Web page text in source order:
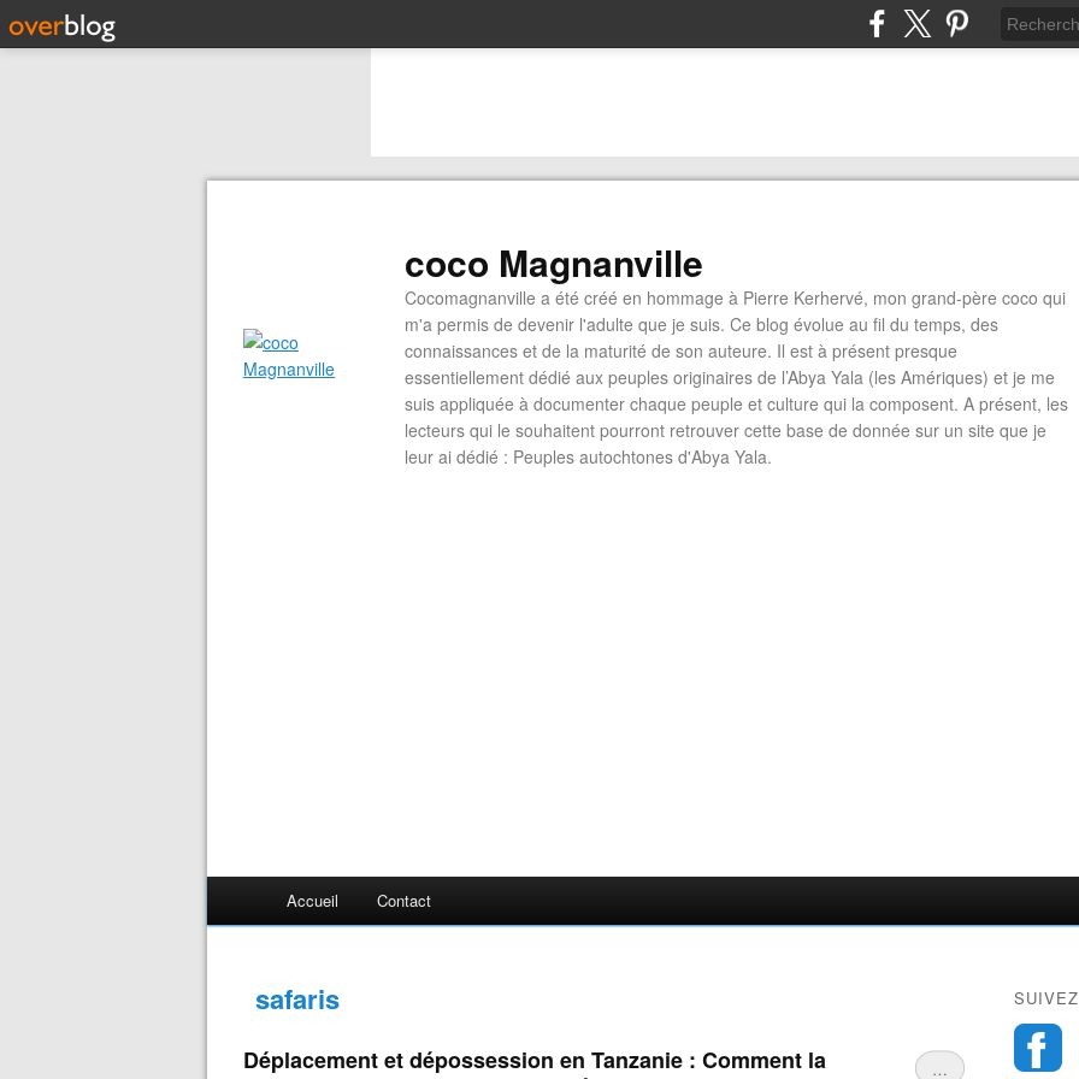
coco Magnanville
Cocomagnanville a été créé en hommage à Pierre Kerhervé, mon grand-père coco qui
m'a permis de devenir l'adulte que je suis. Ce blog évolue au fil du temps, des
connaissances et de la maturité de son auteure. Il est à présent presque
essentiellement dédié aux peuples originaires de l’Abya Yala (les Amériques) et je me
suis appliquée à documenter chaque peuple et culture qui la composent. A présent, les
lecteurs qui le souhaitent pourront retrouver cette base de donnée sur un site que je
leur ai dédié : Peuples autochtones d'Abya Yala.
Accueil Contact
safaris
…
Déplacement et dépossession en Tanzanie : Comment la